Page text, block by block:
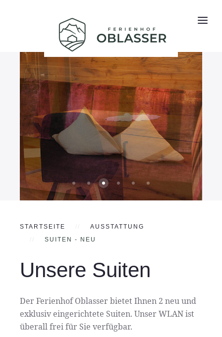
Romantik Suite - Bett
Romantik Suite Schlafcouch
Romantik Suite Wohnraum
Landhaus Suite Bett
Landhaus Suite
Landhaus Suite
STARTSEITE
AUSSTATTUNG
SUITEN - NEU
Unsere Suiten
Der Ferienhof Oblasser bietet Ihnen 2 neu und
exklusiv eingerichtete Suiten. Unser WLAN ist
überall frei für Sie verfügbar.